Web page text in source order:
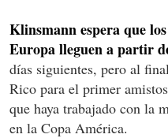
Klinsmann espera que
Europa lleguen a partir
días siguientes, pero al
Rico para el primer
que haya trabajado con la
en la Copa América.